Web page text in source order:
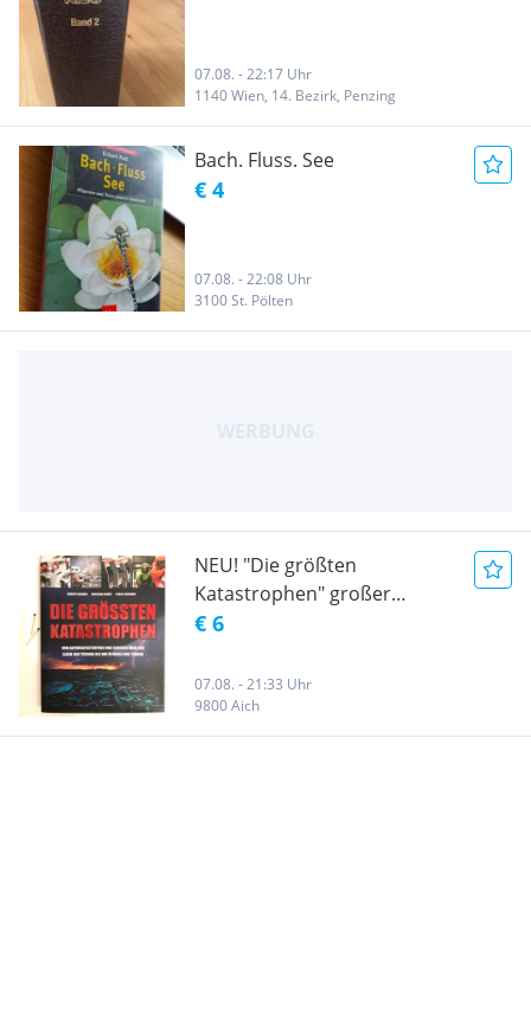
07.08. - 22:17 Uhr
1140 Wien, 14. Bezirk, Penzing
Bach. Fluss. See
€ 4
07.08. - 22:08 Uhr
3100 St. Pölten
NEU! "Die größten
Katastrophen" großer
Bildband, gebundene
€ 6
07.08. - 21:33 Uhr
9800 Aich